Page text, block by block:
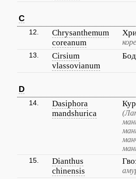
C
12.
Chrysanthemum
coreanum
13.
Cirsium
vlassovianum
D
14.
Dasiphora
mandshurica
15.
Dianthus
chinensis